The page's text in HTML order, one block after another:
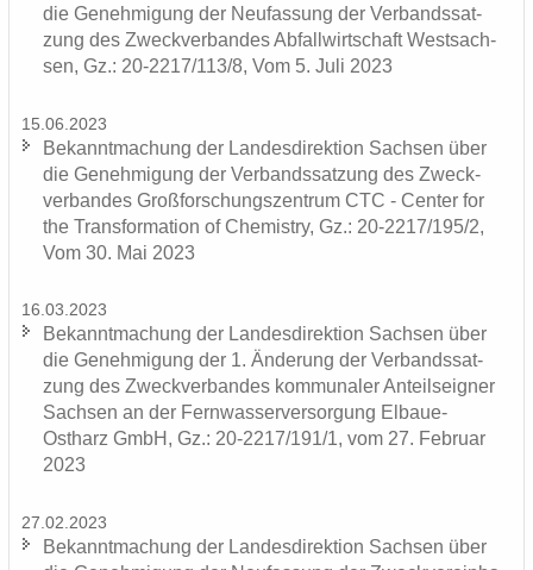
die Ge­neh­mi­gung der Neu­fas­sung der Ver­bands­sat­
zung des Zweck­ver­ban­des Ab­fall­wirt­schaft West­sach­
sen, Gz.: 20-2217/113/8, Vom 5. Juli 2023
15.06.2023
Be­kannt­ma­chung der Lan­des­di­rek­ti­on Sach­sen über
die Ge­neh­mi­gung der Ver­bands­sat­zung des Zweck­
ver­ban­des Groß­for­schungs­zen­trum CTC - Cen­ter for
the Trans­for­ma­ti­on of Che­mis­try, Gz.: 20-2217/195/2,
Vom 30. Mai 2023
16.03.2023
Be­kannt­ma­chung der Lan­des­di­rek­ti­on Sach­sen über
die Ge­neh­mi­gung der 1. Än­de­rung der Ver­bands­sat­
zung des Zweck­ver­ban­des kom­mu­na­ler An­teils­eig­ner
Sach­sen an der Fern­was­ser­ver­sor­gung Elbaue-​
Ostharz GmbH, Gz.: 20-2217/191/1, vom 27. Fe­bru­ar
2023
27.02.2023
Be­kannt­ma­chung der Lan­des­di­rek­ti­on Sach­sen über